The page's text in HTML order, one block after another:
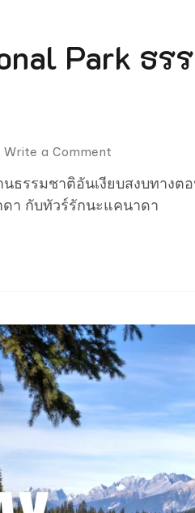
Park ธร
Write a Comment
Lakes
National
ของ
Alberta
รรมชาติอันเงียบสงบทางต
ดา กับทัวร์รักนะแคนาดา